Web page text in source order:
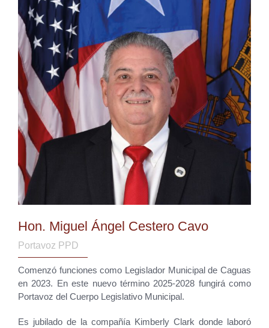
Hon. Miguel Ángel Cestero Cavo
Portavoz PPD
Comenzó funciones como Legislador Municipal de Caguas
en 2023. En este nuevo término 2025-2028 fungirá como
Portavoz del Cuerpo Legislativo Municipal.
Es jubilado de la compañía Kimberly Clark donde laboró